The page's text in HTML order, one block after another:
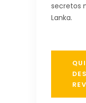
secretos
Lanka.